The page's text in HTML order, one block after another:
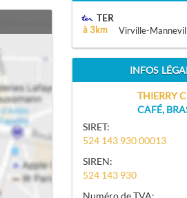
TER
à 3km
Virville-
INFOS
THIERRY
CAFÉ,
SIRET:
524 143 930 00013
SIREN:
524 143 930
Numéro de TVA: